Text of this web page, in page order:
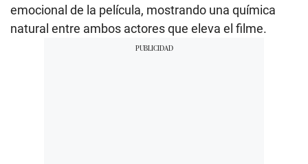
emocional de la película, mostrando una química
natural entre ambos actores que eleva el filme.